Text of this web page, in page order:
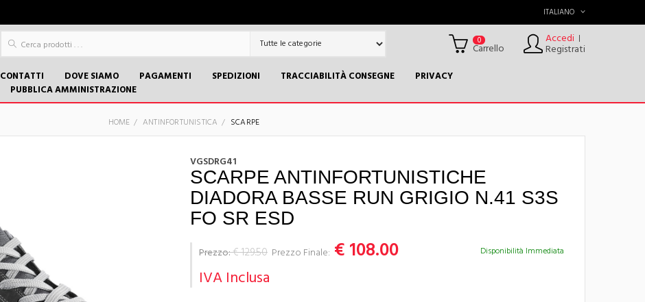
ITALIANO
Accedi |
Registrati
0
Carrello
CONTATTI DOVE SIAMO PAGAMENTI SPEDIZIONI TRACCIABILITÀ CONSEGNE
PRIVACY
PUBBLICA AMMINISTRAZIONE
HOME ANTINFORTUNISTICA SCARPE
VGSDRG41
SCARPE ANTINFORTUNISTICHE
DIADORA BASSE RUN GRIGIO N.41 S3S
FO SR ESD
Disponibilità Immediata
Prezzo:€ 129.50 Prezzo Finale: € 108.00
IVA Inclusa